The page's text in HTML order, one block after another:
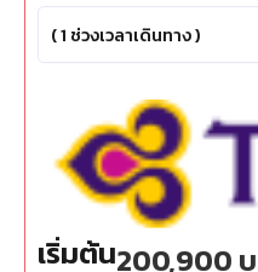
(1 ช่วงเวลาเดินทาง )
เริ่มต้น200,900